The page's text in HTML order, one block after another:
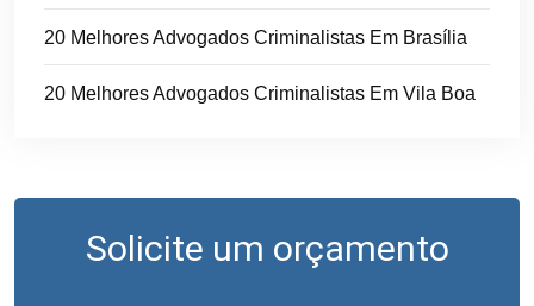
20 Melhores Advogados Criminalistas Em Brasília
20 Melhores Advogados Criminalistas Em Vila Boa
Solicite um orçamento